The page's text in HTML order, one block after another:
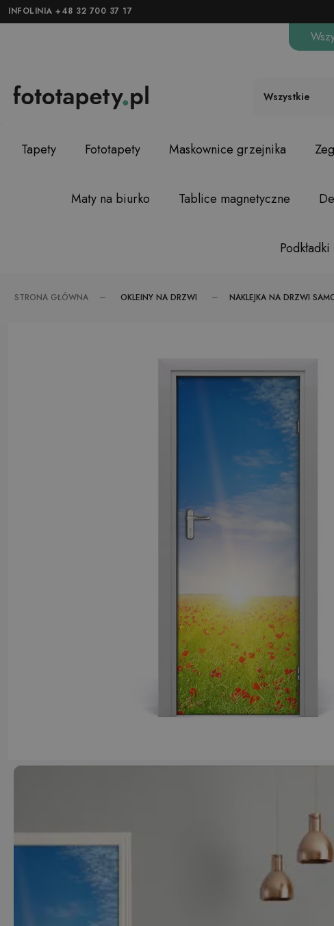
INFOLINIA +48 32 700 37 17
Wszystkie
Tapety Fototapety Maskownice grzejnika
Maty na biurko Tablice magnetyczne
STRONA GŁÓWNA OKLEINY NA DRZWI NAKLEJKA NA DRZWI
Justyna J
6 miesięcy temu